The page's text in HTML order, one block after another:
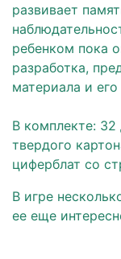
развивает
ребенком пока
разработка,
материала и
В комплекте: 32
твердого
циферблат со
В игре
ее еще